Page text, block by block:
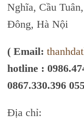
Nghĩa, Cầu
Đông, Hà Nội
( Email:
hotline :
0867.330.396
Địa chỉ: